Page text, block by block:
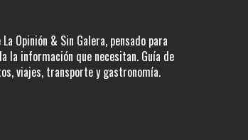
Opinión & Sin Galera, pensado para
la información que necesitan. Guía de
viajes, transporte y gastronomía.